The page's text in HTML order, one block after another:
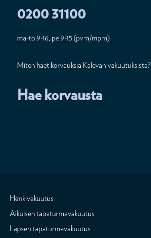
0200 31100
ma-to 9-16, pe 9-15 (pvm/mpm)
Miten haet korvauksia Kalevan vakuutuksista?
Hae korvausta
Henkivakuutus
Aikuisen tapaturmavakuutus
Lapsen tapaturmavakuutus